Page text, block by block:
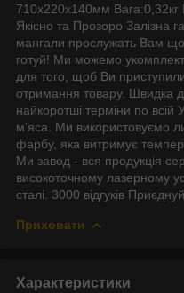
710х220х140мм Вага:0,32кг
Якісно та Прозоро Залізна
мангали прослужать Вам
готуй! Ми можемо
для того, щоб Ви
отримання товару. Швидка
найкоротші терміни по всій
м'яса. Ми використовуємо
фарбу, яка витримує
Ми завод - вся продукція
високоточному лазерному
сталі. 3000 відгуків
Приховати
Характеристики